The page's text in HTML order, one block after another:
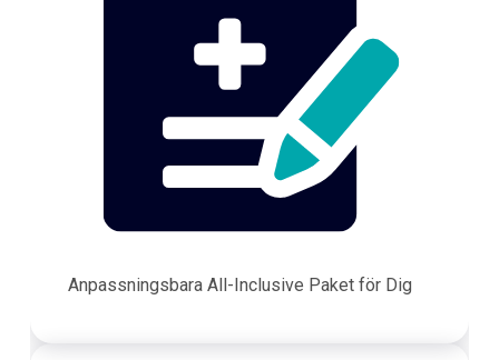
Anpassningsbara All-Inclusive Paket för Dig